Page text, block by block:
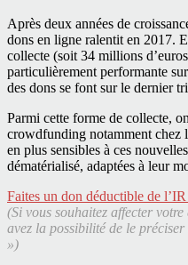
Après deux années de
dons en ligne ralentit en 2017.
collecte (soit 34 millions
particulièrement performante
des dons se font sur le dernier
Parmi cette forme de collecte,
crowdfunding notamment chez
en plus sensibles à ces
dématérialisé, adaptées à leur
Faites un don déductible de
(Si vous souhaitez affecter
avez la possibilité de le
»)